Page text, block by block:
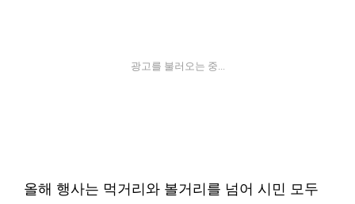
광고를 불러오는 중...
올해 행사는 먹거리와 볼거리를 넘어 시민 모두